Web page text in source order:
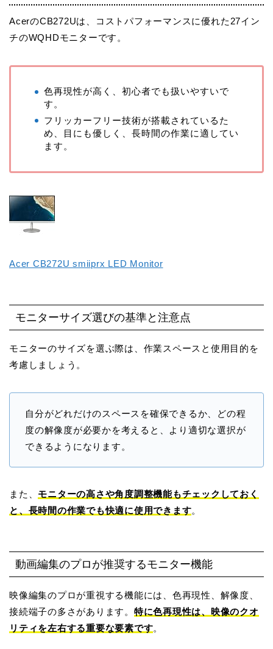
AcerのCB272Uは、コストパフォーマンスに優れた27イン
チのWQHDモニターです。
色再現性が高く、初心者でも扱いやすいで
す。
フリッカーフリー技術が搭載されているた
め、目にも優しく、長時間の作業に適してい
ます。
Acer CB272U smiiprx LED Monitor
モニターサイズ選びの基準と注意点
モニターのサイズを選ぶ際は、作業スペースと使用目的を
考慮しましょう。
自分がどれだけのスペースを確保できるか、どの程
度の解像度が必要かを考えると、より適切な選択が
できるようになります。
また、 モニターの高さや角度調整機能もチェックしておく
と、長時間の作業でも快適に使用できます。
動画編集のプロが推奨するモニター機能
映像編集のプロが重視する機能には、色再現性、解像度、
接続端子の多さがあります。 特に色再現性は、映像のクオ
リティを左右する重要な要素です。